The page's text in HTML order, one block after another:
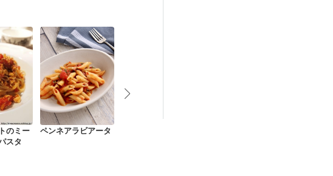
のミー
スタ
ペンネアラビアータ